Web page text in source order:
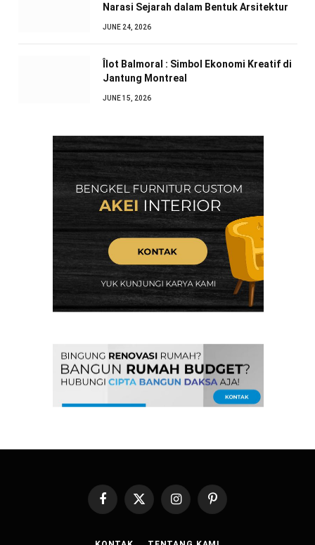
Narasi Sejarah dalam Bentuk Arsitektur
JUNE 24, 2026
Îlot Balmoral : Simbol Ekonomi Kreatif di
Jantung Montreal
JUNE 15, 2026
FacebookX
(Twitter)
InstagramPinterest